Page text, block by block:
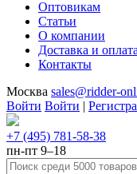
Оптовикам
Статьи
О компании
Доставка и оплата
Контакты
Москва sales@ridder-
Войти Войти |
+7 (495) 781-58-38
пн-пт 9–18